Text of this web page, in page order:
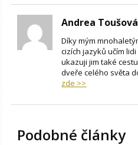
Andrea Toušová
Díky mým
cizích jazyků učím
ukazuji jim také
dveře celého světa
zde >>
Podobné články